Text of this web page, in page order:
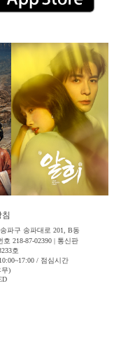
파구 송파대로 201, B동
218-87-02390 | 통신판
호
/ 점심시간
무)